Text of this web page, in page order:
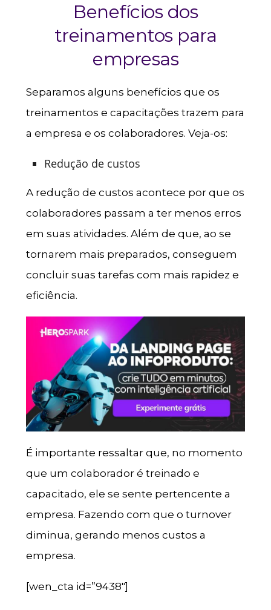
Benefícios dos
treinamentos para
empresas
Separamos alguns benefícios que os
treinamentos e capacitações trazem para
a empresa e os colaboradores. Veja-os:
Redução de custos
A redução de custos acontece por que os
colaboradores passam a ter menos erros
em suas atividades. Além de que, ao se
tornarem mais preparados, conseguem
concluir suas tarefas com mais rapidez e
eficiência.
É importante ressaltar que, no momento
que um colaborador é treinado e
capacitado, ele se sente pertencente a
empresa. Fazendo com que o turnover
diminua, gerando menos custos a
empresa.
[wen_cta id=”9438″]